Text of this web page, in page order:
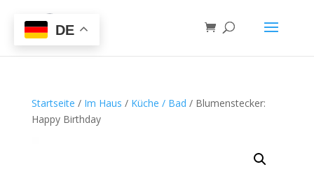
Startseite / Im Haus / Küche / Bad / Blumenstecker:
Happy Birthday
DE